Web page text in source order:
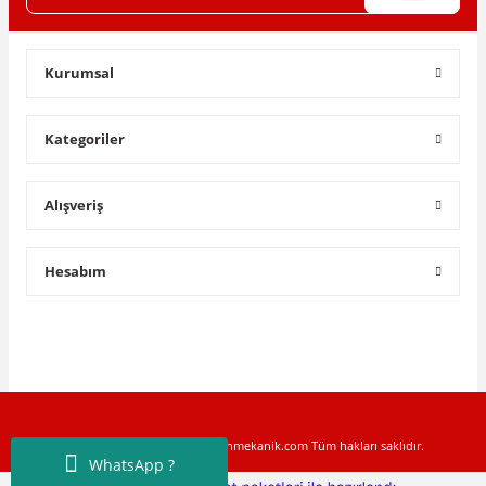
WhatsApp ?
Gönder
Kurumsal
Kategoriler
Alışveriş
Hesabım
Copyright © 2022 www.toptanmekanik.com Tüm hakları saklıdır.